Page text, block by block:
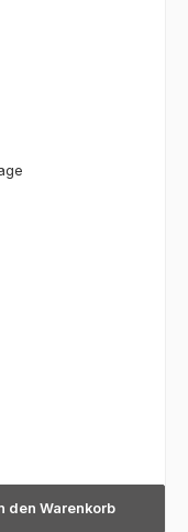
verfügbar.)
den Warenkorb